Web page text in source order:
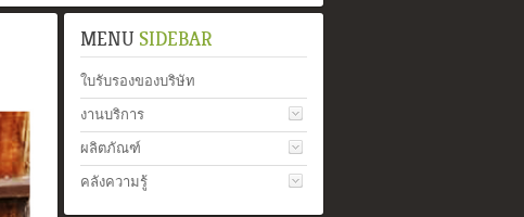
MENU SIDEBAR
ใบรับรองของบริษัท
งานบริการ
ผลิตภัณฑ์
คลังความรู้